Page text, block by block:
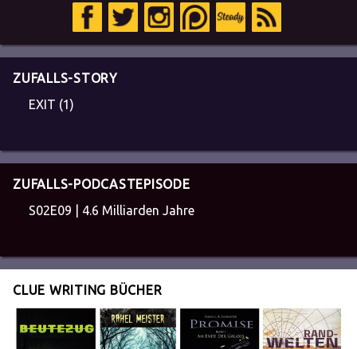
ZUFALLS-STORY
EXIT (1)
ZUFALLS-PODCASTEPISODE
S02E09 | 4.6 Milliarden Jahre
CLUE WRITING BÜCHER